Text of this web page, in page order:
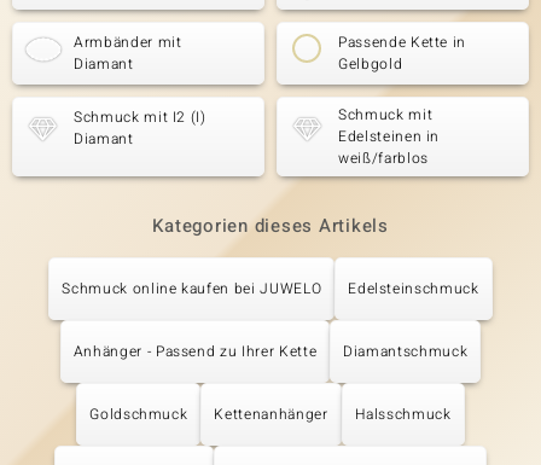
Armbänder mit
Diamant
Passende Kette in
Gelbgold
Schmuck mit I2 (I)
Diamant
Schmuck mit
Edelsteinen in
weiß/farblos
Kategorien dieses Artikels
Schmuck online kaufen bei JUWELO Edelsteinschmuck
Anhänger - Passend zu Ihrer Kette Diamantschmuck
Goldschmuck Kettenanhänger Halsschmuck